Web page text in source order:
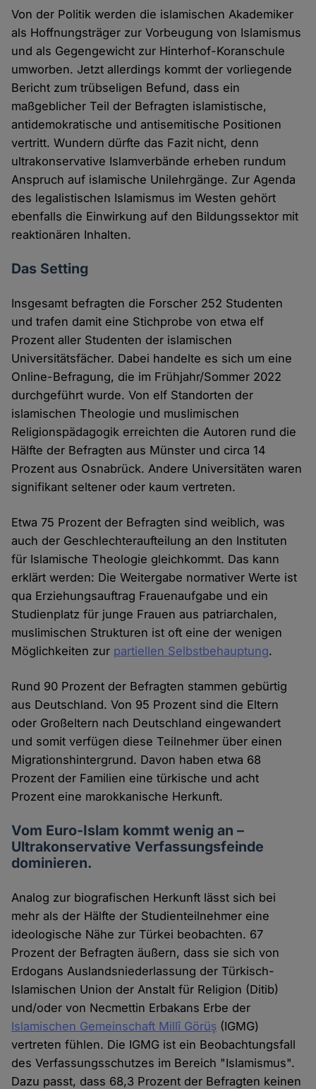
Von der Politik werden die islamischen Akademiker
als Hoffnungsträger zur Vorbeugung von Islamismus
und als Gegengewicht zur Hinterhof-Koranschule
umworben. Jetzt allerdings kommt der vorliegende
Bericht zum trübseligen Befund, dass ein
maßgeblicher Teil der Befragten islamistische,
antidemokratische und antisemitische Positionen
vertritt. Wundern dürfte das Fazit nicht, denn
ultrakonservative Islamverbände erheben rundum
Anspruch auf islamische Unilehrgänge. Zur Agenda
des legalistischen Islamismus im Westen gehört
ebenfalls die Einwirkung auf den Bildungssektor mit
reaktionären Inhalten.
Das Setting
Insgesamt befragten die Forscher 252 Studenten
und trafen damit eine Stichprobe von etwa elf
Prozent aller Studenten der islamischen
Universitätsfächer. Dabei handelte es sich um eine
Online-Befragung, die im Frühjahr/Sommer 2022
durchgeführt wurde. Von elf Standorten der
islamischen Theologie und muslimischen
Religionspädagogik erreichten die Autoren rund die
Hälfte der Befragten aus Münster und circa 14
Prozent aus Osnabrück. Andere Universitäten waren
signifikant seltener oder kaum vertreten.
Etwa 75 Prozent der Befragten sind weiblich, was
auch der Geschlechteraufteilung an den Instituten
für Islamische Theologie gleichkommt. Das kann
erklärt werden: Die Weitergabe normativer Werte ist
qua Erziehungsauftrag Frauenaufgabe und ein
Studienplatz für junge Frauen aus patriarchalen,
muslimischen Strukturen ist oft eine der wenigen
Möglichkeiten zur partiellen Selbstbehauptung.
Rund 90 Prozent der Befragten stammen gebürtig
aus Deutschland. Von 95 Prozent sind die Eltern
oder Großeltern nach Deutschland eingewandert
und somit verfügen diese Teilnehmer über einen
Migrationshintergrund. Davon haben etwa 68
Prozent der Familien eine türkische und acht
Prozent eine marokkanische Herkunft.
Vom Euro-Islam kommt wenig an –
Ultrakonservative Verfassungsfeinde
dominieren.
Analog zur biografischen Herkunft lässt sich bei
mehr als der Hälfte der Studienteilnehmer eine
ideologische Nähe zur Türkei beobachten. 67
Prozent der Befragten äußern, dass sie sich von
Erdogans Auslandsniederlassung der Türkisch-
Islamischen Union der Anstalt für Religion (Ditib)
und/oder von Necmettin Erbakans Erbe der
Islamischen Gemeinschaft Millî Görüş (IGMG)
vertreten fühlen. Die IGMG ist ein Beobachtungsfall
des Verfassungsschutzes im Bereich "Islamismus".
Dazu passt, dass 68,3 Prozent der Befragten keinen